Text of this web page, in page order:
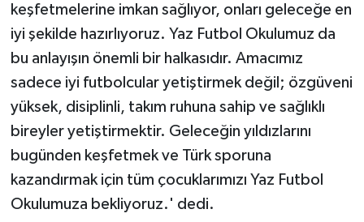
keşfetmelerine imkan sağlıyor, onları geleceğe en
iyi şekilde hazırlıyoruz. Yaz Futbol Okulumuz da
bu anlayışın önemli bir halkasıdır. Amacımız
sadece iyi futbolcular yetiştirmek değil; özgüveni
yüksek, disiplinli, takım ruhuna sahip ve sağlıklı
bireyler yetiştirmektir. Geleceğin yıldızlarını
bugünden keşfetmek ve Türk sporuna
kazandırmak için tüm çocuklarımızı Yaz Futbol
Okulumuza bekliyoruz.' dedi.